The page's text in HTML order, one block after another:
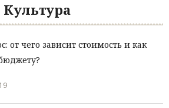
Культура
от чего зависит стоимость и как